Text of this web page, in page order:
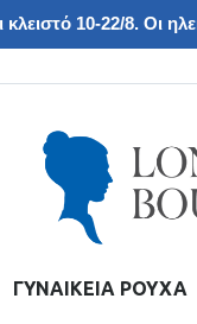
10-22/8. Οι
ΓΥΝΑΙΚΕΙΑ ΡΟΥΧΑ